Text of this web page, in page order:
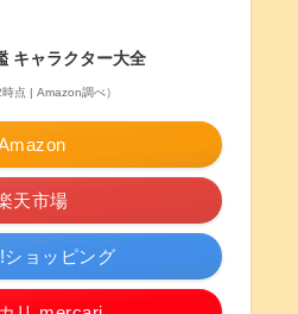
キャラクター大全
点 | Amazon調べ）
天市場
ショッピング